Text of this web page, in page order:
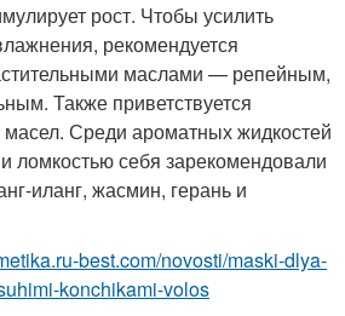
рост. Чтобы усилить
рекомендуется
маслами — репейным,
Также приветствуется
Среди ароматных жидкостей
ломкостью себя зарекомендовали
иланг, жасмин, герань и
best.com/novosti/maski-dlya-
konchikami-volos